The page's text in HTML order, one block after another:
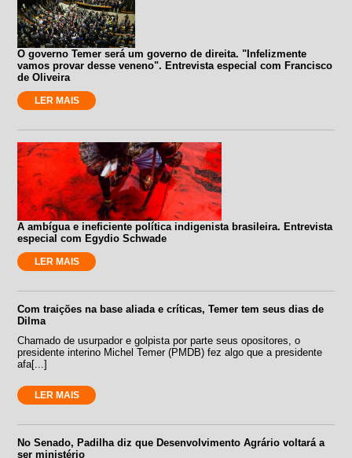
O governo Temer será um governo de direita. "Infelizmente
vamos provar desse veneno". Entrevista especial com Francisco
de Oliveira
LER MAIS
A ambígua e ineficiente política indigenista brasileira. Entrevista
especial com Egydio Schwade
LER MAIS
Com traições na base aliada e críticas, Temer tem seus dias de
Dilma
Chamado de usurpador e golpista por parte seus opositores, o
presidente interino Michel Temer (PMDB) fez algo que a presidente
afa[...]
LER MAIS
No Senado, Padilha diz que Desenvolvimento Agrário voltará a
ser ministério